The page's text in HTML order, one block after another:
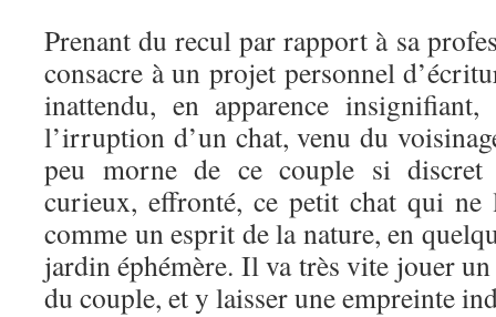
Prenant du recul par rapport à sa
consacre à un projet personnel
inattendu, en apparence
l’irruption d’un chat, venu du
peu morne de ce couple si discret
curieux, effronté, ce petit chat qui ne
comme un esprit de la nature, en
jardin éphémère. Il va très vite jouer
du couple, et y laisser une empreinte